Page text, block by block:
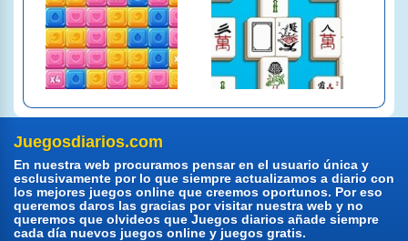
Juegosdiarios.com
En nuestra web procuramos pensar en el usuario única y
esclusivamente por lo que siempre actualizamos a diario con
los mejores juegos online que creemos oportunos. Por eso
queremos daros las gracias por visitar nuestra web y no
queremos que olvideos que Juegos diarios añade siempre
cada día nuevos juegos online y juegos gratis.